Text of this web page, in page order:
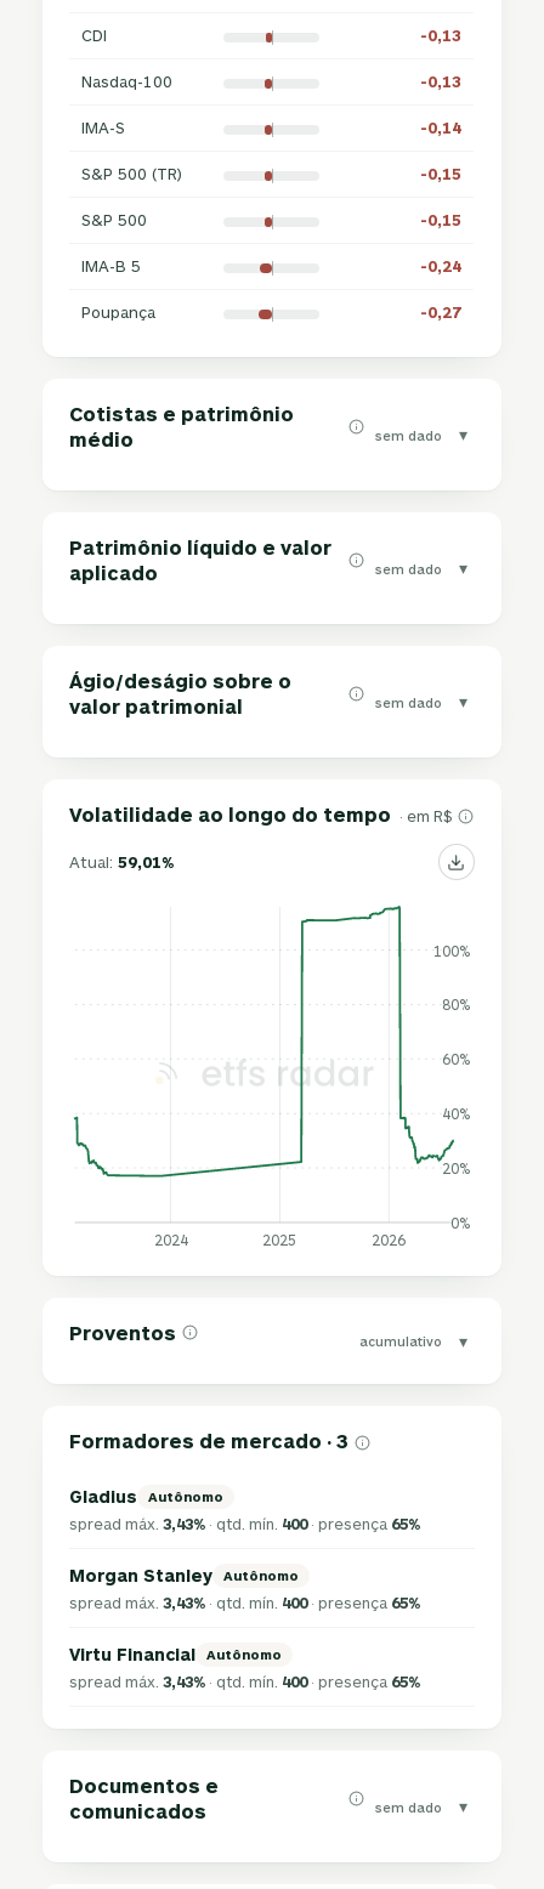
CDI -0,13
Nasdaq-100 -0,13
IMA-S -0,14
S&P 500 (TR) -0,15
S&P 500 -0,15
IMA-B 5 -0,24
Poupança -0,27
Cotistas e patrimônio
médio
sem dado ▾
Patrimônio líquido e valor
aplicado
sem dado ▾
Ágio/deságio sobre o
valor patrimonial
sem dado ▾
Volatilidade ao longo do tempo · em R$
Atual:59,01%
0%
20%
40%
60%
80%
100%
2024 2025 2026
Proventos acumulativo ▾
Formadores de mercado · 3
Gladius Autônomo
spread máx.3,43% · qtd. mín. 400· presença 65%
Morgan Stanley Autônomo
spread máx.3,43% · qtd. mín. 400· presença 65%
Virtu Financial Autônomo
spread máx.3,43% · qtd. mín. 400· presença 65%
Documentos e
comunicados
sem dado ▾